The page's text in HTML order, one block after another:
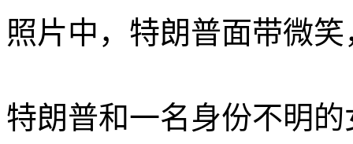
照片中，特朗普面带微
特朗普和一名身份不明